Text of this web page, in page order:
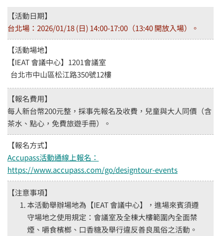
【活動日期】
台北場：2026/01/18 (日) 14:00-17:00（13:40 開放入場）。
【活動場地】
【IEAT 會議中心】1201會議室
台北市中山區松江路350號12樓
【報名費用】
每人新台幣200元整，採事先報名及收費，兒童與大人同價（含
茶水、點心，免費旅遊手冊）。
【報名方式】
Accupass活動通線上報名：
https://www.accupass.com/go/designtour-events
【注意事項】
本活動舉辦場地為【IEAT 會議中心】，進場來賓須遵
守場地之使用規定：會議室及全棟大樓範圍內全面禁
煙、嚼食檳榔、口香糖及舉行違反善良風俗之活動。